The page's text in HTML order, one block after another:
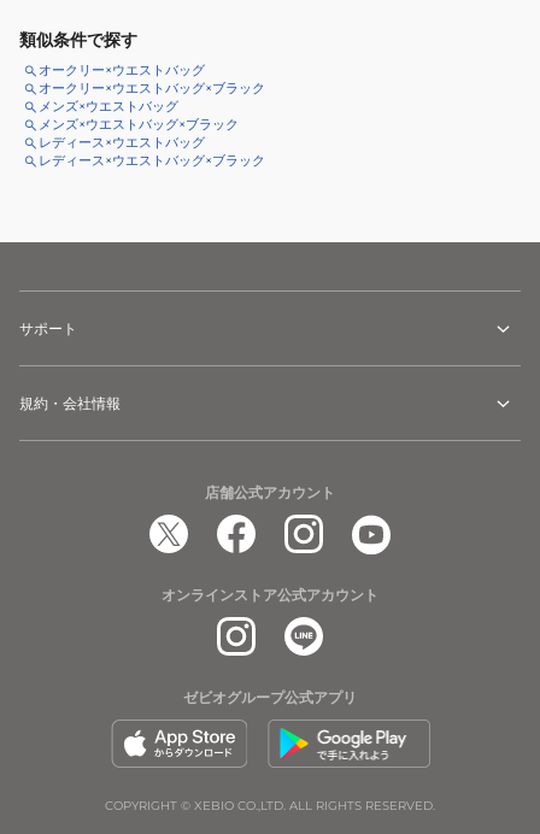
類似条件で探す
オークリー×ウエストバッグ
オークリー×ウエストバッグ×ブラック
メンズ×ウエストバッグ
メンズ×ウエストバッグ×ブラック
レディース×ウエストバッグ
レディース×ウエストバッグ×ブラック
サポート
規約・会社情報
店舗公式アカウント
オンラインストア公式アカウント
ゼビオグループ公式アプリ
COPYRIGHT © XEBIO CO.,LTD. ALL RIGHTS RESERVED.